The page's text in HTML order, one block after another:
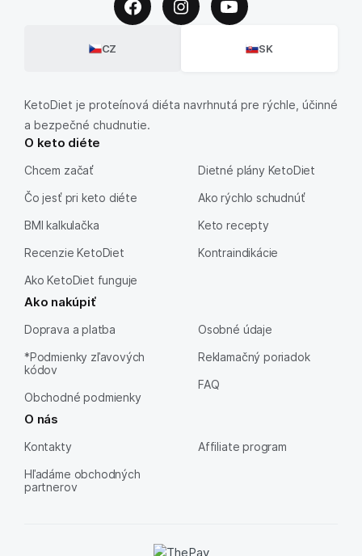
CZ SK
KetoDiet je proteínová diéta navrhnutá pre rýchle, účinné
a bezpečné chudnutie.
O keto diéte
Chcem začať
Čo jesť pri keto diéte
BMI kalkulačka
Recenzie KetoDiet
Ako KetoDiet funguje
Dietné plány KetoDiet
Ako rýchlo schudnúť
Keto recepty
Kontraindikácie
Ako nakúpiť
Doprava a platba
*Podmienky zľavových
kódov
Obchodné podmienky
Osobné údaje
Reklamačný poriadok
FAQ
O nás
Kontakty
Hľadáme obchodných
partnerov
Affiliate program